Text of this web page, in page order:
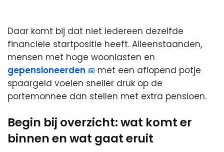
Daar komt bij dat niet iedereen dezelfde
financiële startpositie heeft. Alleenstaanden,
mensen met hoge woonlasten en
gepensioneerden
met een aflopend potje
spaargeld voelen sneller druk op de
portemonnee dan stellen met extra pensioen.
Begin bij overzicht: wat komt er
binnen en wat gaat eruit